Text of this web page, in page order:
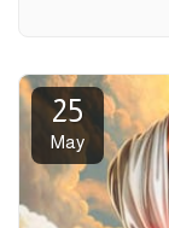
25
May